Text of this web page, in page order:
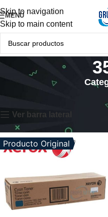
Skip to navigation
Skip to main content
MENÚ
Ver barra lateral
Producto Original